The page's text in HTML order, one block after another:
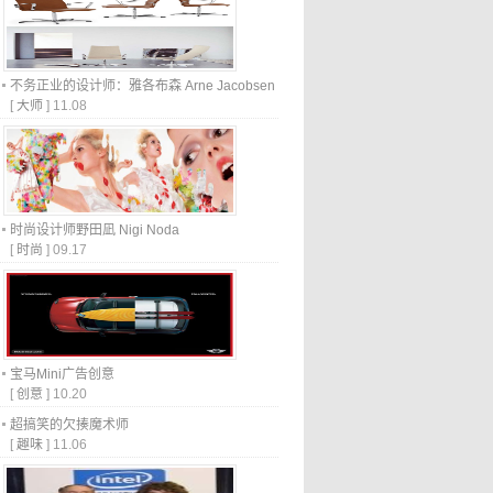
不务正业的设计师：雅各布森 Arne Jacobsen
[ 大师 ] 11.08
时尚设计师野田凪 Nigi Noda
[ 时尚 ] 09.17
宝马Mini广告创意
[ 创意 ] 10.20
超搞笑的欠揍魔术师
[ 趣味 ] 11.06